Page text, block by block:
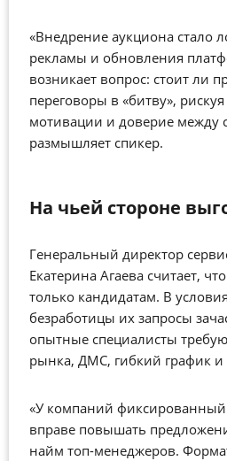
«Внедрение аукциона стало
рекламы и обновления
возникает вопрос: стоит ли
переговоры в «битву»,
мотивации и доверие между
размышляет спикер.
На чьей стороне
Генеральный директор
Екатерина Агаева считает,
только кандидатам. В
безработицы их запросы
опытные специалисты
рынка, ДМС, гибкий график и
«У компаний
вправе повышать
найм топ-менеджеров.